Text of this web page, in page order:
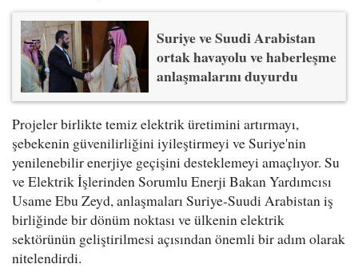
Suriye ve Suudi Arabistan
ortak havayolu ve haberleşme
anlaşmalarını duyurdu
Projeler birlikte temiz elektrik üretimini artırmayı,
şebekenin güvenilirliğini iyileştirmeyi ve Suriye'nin
yenilenebilir enerjiye geçişini desteklemeyi amaçlıyor. Su
ve Elektrik İşlerinden Sorumlu Enerji Bakan Yardımcısı
Usame Ebu Zeyd, anlaşmaları Suriye-Suudi Arabistan iş
birliğinde bir dönüm noktası ve ülkenin elektrik
sektörünün geliştirilmesi açısından önemli bir adım olarak
nitelendirdi.